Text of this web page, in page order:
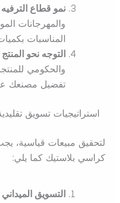
نمو قطاع
والمهرجانات
المناسبات
التوجه نحو
والحكومي
تفضيل مصنعك
استراتيجيات تسويق
لتحقيق مبيعات قياسية،
كراسي بلاستيك كما يلي:
التسويق